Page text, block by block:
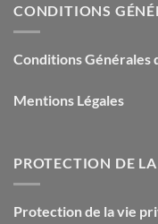
CONDITIONS
Conditions Générales
Mentions Légales
PROTECTION DE
Protection de la vie